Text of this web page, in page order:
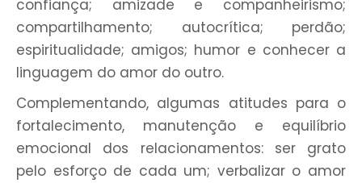
confiança; amizade e companheirismo;
compartilhamento; autocrítica; perdão;
espiritualidade; amigos; humor e conhecer a
linguagem do amor do outro.
Complementando, algumas atitudes para o
fortalecimento, manutenção e equilíbrio
emocional dos relacionamentos: ser grato
pelo esforço de cada um; verbalizar o amor